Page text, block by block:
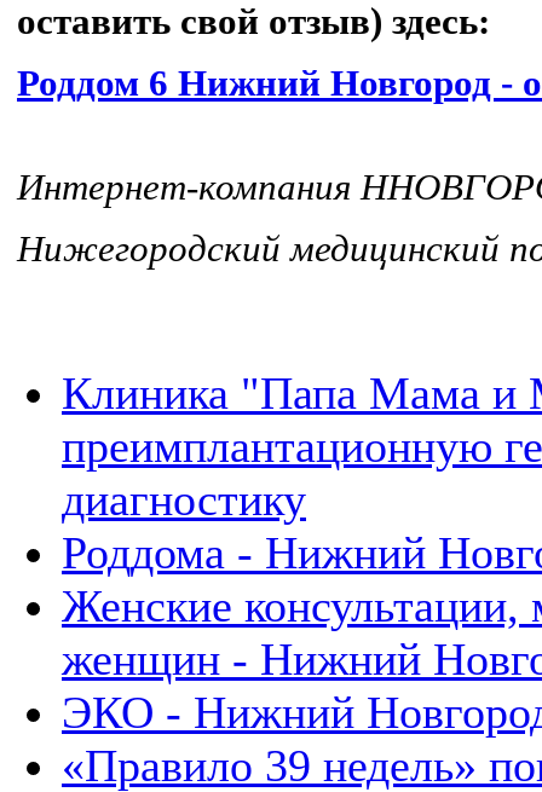
оставить свой отзыв) здесь:
Роддом 6 Нижний Новгород -
Интернет-компания
Нижегородский
Клиника "Папа Мама и
преимплантационную
диагностику
Роддома - Нижний
Женские консультации,
женщин - Нижний
ЭКО - Нижний
«Правило 39 недель»